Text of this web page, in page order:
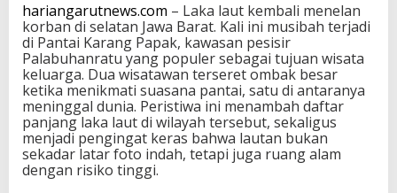
hariangarutnews.com – Laka laut kembali menelan
korban di selatan Jawa Barat. Kali ini musibah terjadi
di Pantai Karang Papak, kawasan pesisir
Palabuhanratu yang populer sebagai tujuan wisata
keluarga. Dua wisatawan terseret ombak besar
ketika menikmati suasana pantai, satu di antaranya
meninggal dunia. Peristiwa ini menambah daftar
panjang laka laut di wilayah tersebut, sekaligus
menjadi pengingat keras bahwa lautan bukan
sekadar latar foto indah, tetapi juga ruang alam
dengan risiko tinggi.